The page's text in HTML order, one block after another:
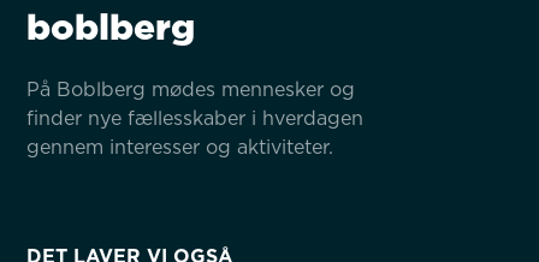
boblberg
På Boblberg mødes mennesker og
finder nye fællesskaber i hverdagen
gennem interesser og aktiviteter.
DET LAVER VI OGSÅ